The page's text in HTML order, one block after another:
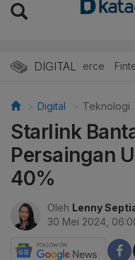
DIGITAL
E-Commerce
Digital Teknologi
Starlink
Persaingan
40%
Oleh Lenny
30 Mei 2024,